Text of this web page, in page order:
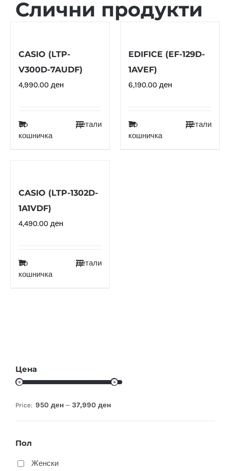
Слични продукти
CASIO (LTP-
V300D-7AUDF)
4,990.00 ден
Во
кошничка
Детали
EDIFICE (EF-129D-
1AVEF)
6,190.00 ден
Во
кошничка
Детали
CASIO (LTP-1302D-
1A1VDF)
4,490.00 ден
Во
кошничка
Детали
Цена
Price: 950 ден — 37,990 ден
Пол
Женски